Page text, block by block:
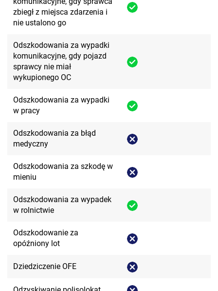
zbiegł z miejsca zdarzenia i
nie ustalono go
Odszkodowania za wypadki
komunikacyjne, gdy pojazd
sprawcy nie miał
wykupionego OC
Odszkodowania za wypadki
w pracy
Odszkodowania za błąd
medyczny
Odszkodowania za szkodę w
mieniu
Odszkodowania za wypadek
w rolnictwie
Odszkodowanie za
opóźniony lot
Dziedziczenie OFE